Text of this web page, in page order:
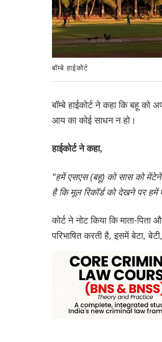
बॉम्बे हाईकोर्ट
बॉम्बे हाईकोर्ट ने कहा कि बहू को
आय का कोई साधन न हो।
हाईकोर्ट ने कहा,
"हमें एसएस (बहू) को सास को
है कि मूल रिकॉर्ड को देखने पर
कोर्ट ने नोट किया कि माता-
परिभाषित करती है, इसमें बेटा,